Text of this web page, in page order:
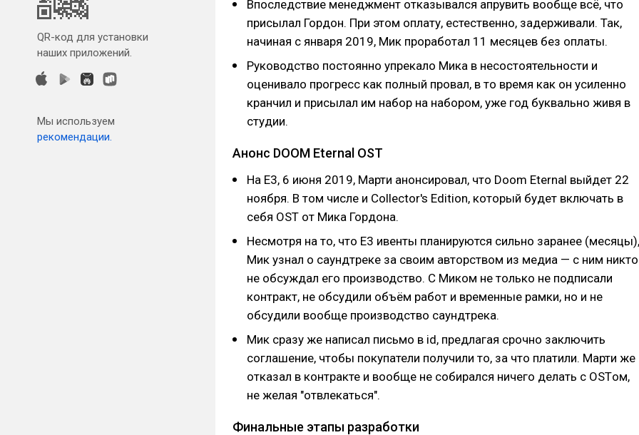
QR-код для установки
наших приложений.
Мы используем
рекомендации.
Впоследствие менеджмент отказывался апрувить вообще всё, что
присылал Гордон. При этом оплату, естественно, задерживали. Так,
начиная с января 2019, Мик проработал 11 месяцев без оплаты.
Руководство постоянно упрекало Мика в несостоятельности и
оценивало прогресс как полный провал, в то время как он усиленно
кранчил и присылал им набор на набором, уже год буквально живя в
студии.
Анонс DOOM Eternal OST
На E3, 6 июня 2019, Марти анонсировал, что Doom Eternal выйдет 22
ноября. В том числе и Collector's Edition, который будет включать в
себя OST от Мика Гордона.
Несмотря на то, что E3 ивенты планируются сильно заранее (месяцы),
Мик узнал о саундтреке за своим авторством из медиа — с ним никто
не обсуждал его производство. С Миком не только не подписали
контракт, не обсудили объём работ и временные рамки, но и не
обсудили вообще производство саундтрека.
Мик сразу же написал письмо в id, предлагая срочно заключить
соглашение, чтобы покупатели получили то, за что платили. Марти же
отказал в контракте и вообще не собирался ничего делать с OSTом,
не желая "отвлекаться".
Финальные этапы разработки